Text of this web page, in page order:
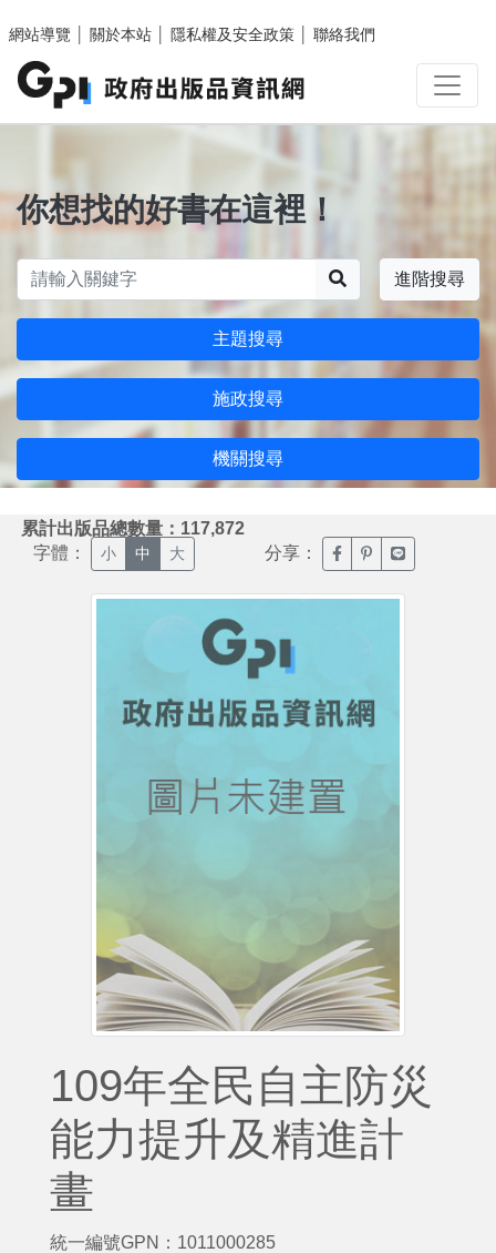
網站導覽
關於本站 隱私權及安全政策 聯絡我們
你想找的好書在這裡！
進階搜尋
主題搜尋
施政搜尋
機關搜尋
累計出版品總數量：117,872
字體： 小 中 大 分享： 臉書分享(另開新視窗)
噗浪分享(另開新
Line分享(另
109年全民自主防災
能力提升及精進計
畫
統一編號GPN：1011000285